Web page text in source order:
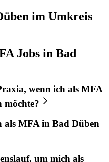
im Umkreis
Jobs in Bad
, wenn ich als MFA
möchte?
als MFAin Bad Düben
um mich als